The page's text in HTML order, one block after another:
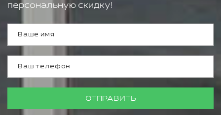
персональную скидку!
ОТПРАВИТЬ